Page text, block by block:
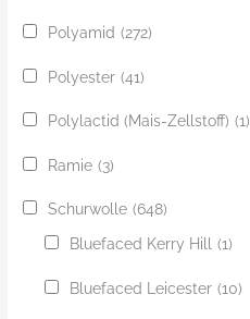
Polyamid (272)
Polyester (41)
Polylactid (Mais-Zellstoff) (1)
Ramie (3)
Schurwolle (648)
Bluefaced Kerry Hill
(1)
Bluefaced Leicester (10)